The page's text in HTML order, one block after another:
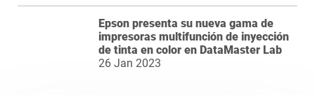
Epson presenta su nueva gama de
impresoras multifunción de inyección
de tinta en color en DataMaster Lab
26 Jan 2023